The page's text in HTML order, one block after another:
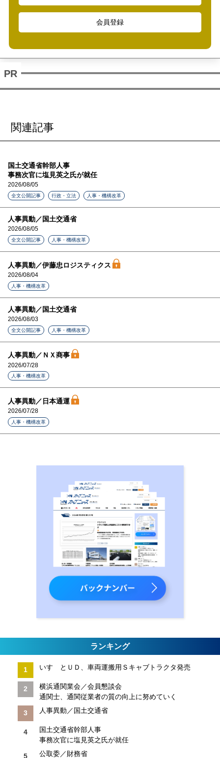
会員登録
関連記事
国土交通省幹部人事
事務次官に塩見英之氏が就任
2026/08/05
全文公開記事 行政・立法 人事・機構改革
人事異動／国土交通省
2026/08/05
全文公開記事 人事・機構改革
人事異動／伊藤忠ロジスティクス
2026/08/04
人事・機構改革
人事異動／国土交通省
2026/08/03
全文公開記事 人事・機構改革
人事異動／ＮＸ商事
2026/07/28
人事・機構改革
人事異動／日本通運
2026/07/28
人事・機構改革
ランキング
いすゞとＵＤ、車両運搬用Ｓキャブトラクタ発売
横浜通関業会／会員懇談会
通関士、通関従業者の質の向上に努めていく
人事異動／国土交通省
国土交通省幹部人事
事務次官に塩見英之氏が就任
公取委／財務省